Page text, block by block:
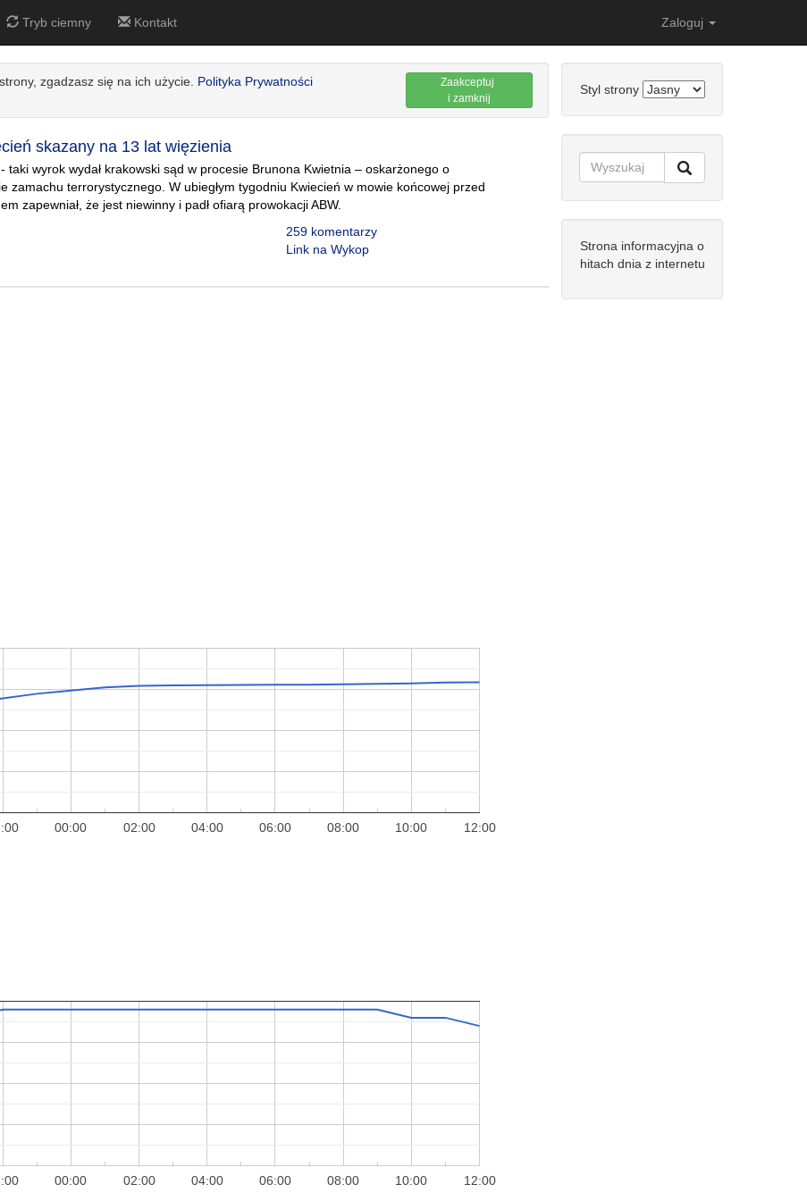
Tryb ciemny Kontakt Zaloguj
zgadzasz się na ich użycie. Polityka Prywatności
Zaakceptuj
i zamknij
skazany na 13 lat więzienia
taki wyrok wydał krakowski sąd w procesie Brunona Kwietnia – oskarżonego o
zamachu terrorystycznego. W ubiegłym tygodniu Kwiecień w mowie końcowej przed
zapewniał, że jest niewinny i padł ofiarą prowokacji ABW.
259 komentarzy
Link na Wykop
00:00 02:00 04:00 06:00 08:00 10:00 12:00
00:00 02:00 04:00 06:00 08:00 10:00 12:00
Styl strony
Strona informacyjna o
hitach dnia z internetu